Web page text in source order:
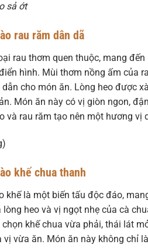
sả ớt
rau răm dân dã
rau thơm quen thuộc, mang
hình. Mùi thơm nồng ấm của
cho món ăn. Lòng heo được
Món ăn này có vị giòn ngon,
và rau răm tạo nên một hương vị
khế chua thanh
khế là một biến tấu độc đáo,
lòng heo và vị ngọt nhẹ của cà
chọn khế chua vừa phải, thái lát
vị vừa ăn. Món ăn này không chỉ